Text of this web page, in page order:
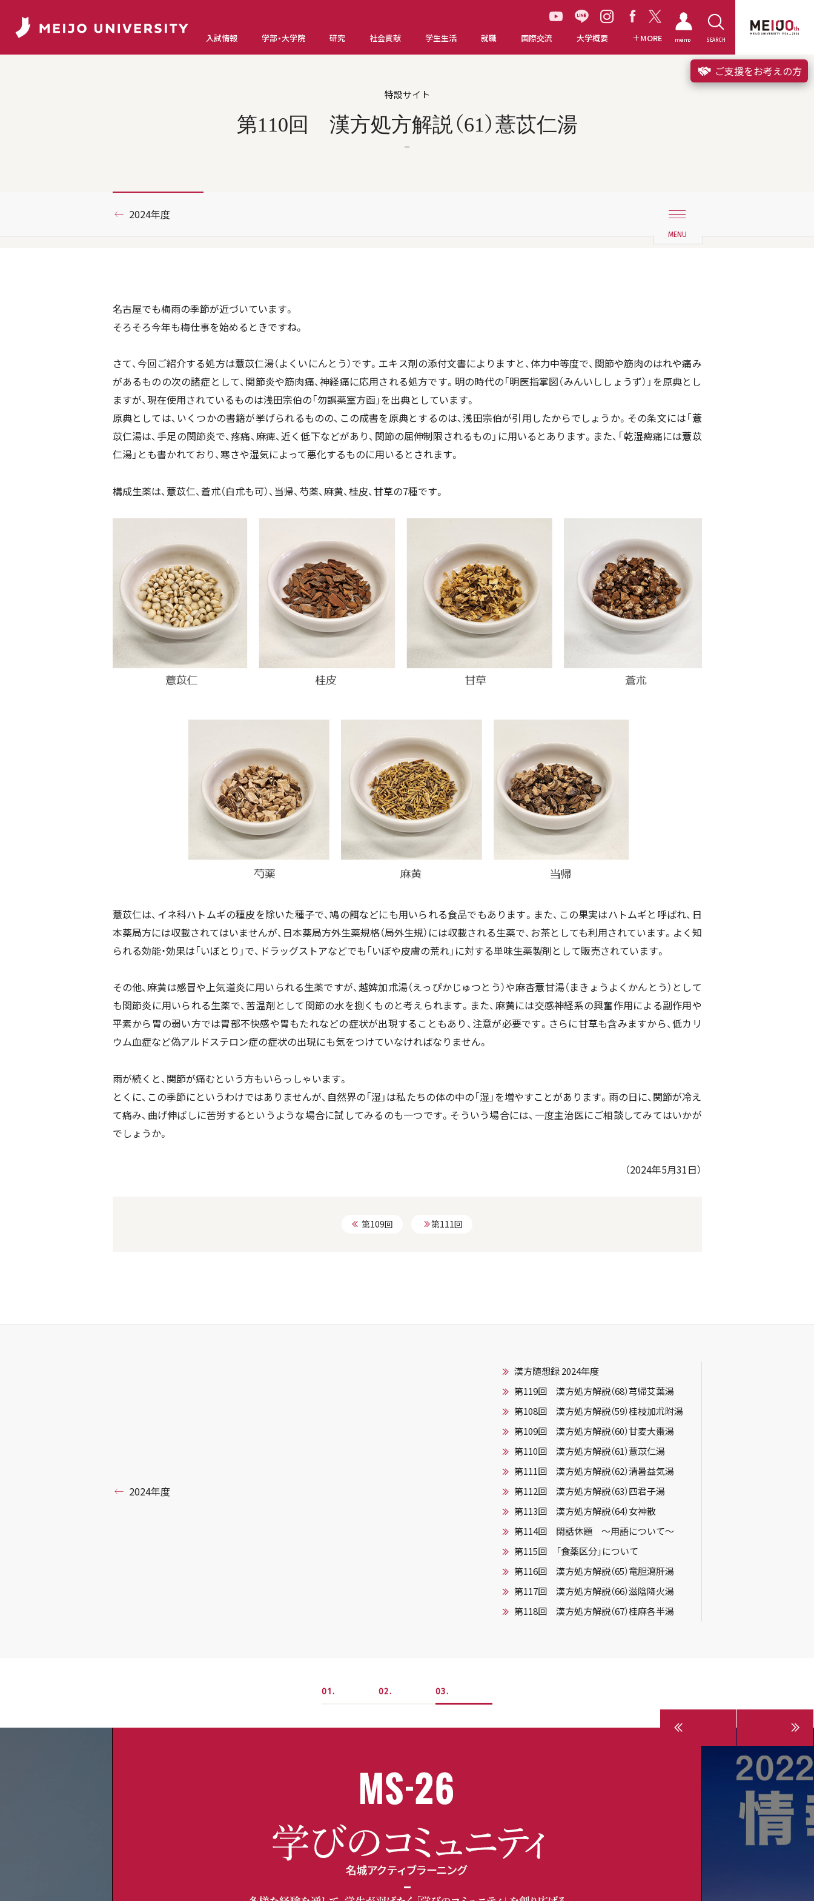
入試情報 学部・大学院 研究 社会貢献 学生生活 就職 国際交流 大学概要 MORE meimo SEARCH
ご支援をお考えの方
特設サイト
第110回 漢方処方解説（61）薏苡仁湯
2024年度
名古屋でも梅雨の季節が近づいています。
そろそろ今年も梅仕事を始めるときですね。
さて、今回ご紹介する処方は薏苡仁湯（よくいにんとう）です。エキス剤の添付文書によりますと、体力中等度で、関節や筋肉のはれや痛み
があるものの次の諸症として、関節炎や筋肉痛、神経痛に応用される処方です。明の時代の「明医指掌図（みんいししょうず）」を原典とし
ますが、現在使用されているものは浅田宗伯の「勿誤薬室方函」を出典としています。
原典としては、いくつかの書籍が挙げられるものの、この成書を原典とするのは、浅田宗伯が引用したからでしょうか。その条文には「薏
苡仁湯は、手足の関節炎で、疼痛、麻痺、近く低下などがあり、関節の屈伸制限されるもの」に用いるとあります。また、「乾湿痺痛には薏苡
仁湯」とも書かれており、寒さや湿気によって悪化するものに用いるとされます。
構成生薬は、 薏苡仁、蒼朮（白朮も可）、当帰、芍薬、麻黄、桂皮、甘草の7種です。
薏苡仁は、イネ科ハトムギの種皮を除いた種子で、鳩の餌などにも用いられる食品でもあります。また、この果実はハトムギと呼ばれ、日
本薬局方には収載されてはいませんが、日本薬局方外生薬規格（局外生規）には収載される生薬で、お茶としても利用されています。よく知
られる効能・効果は「いぼとり」で、ドラッグストアなどでも「いぼや皮膚の荒れ」に対する単味生薬製剤として販売されています。
その他、麻黄は感冒や上気道炎に用いられる生薬ですが、越婢加朮湯（えっぴかじゅつとう）や麻杏薏甘湯（まきょうよくかんとう）として
も関節炎に用いられる生薬で、苦温剤として関節の水を捌くものと考えられます。また、麻黄には交感神経系の興奮作用による副作用や
平素から胃の弱い方では胃部不快感や胃もたれなどの症状が出現することもあり、注意が必要です。さらに甘草も含みますから、低カリ
ウム血症など偽アルドステロン症の症状の出現にも気をつけていなければなりません。
雨が続くと、関節が痛むという方もいらっしゃいます。
とくに、この季節にというわけではありませんが、自然界の「湿」は私たちの体の中の「湿」を増やすことがあります。雨の日に、関節が冷え
て痛み、曲げ伸ばしに苦労するというような場合に試してみるのも一つです。そういう場合には、一度主治医にご相談してみてはいかが
でしょうか。
（2024年5月31日）
第109回 第111回
2024年度
漢方随想録 2024年度
第119回 漢方処方解説（68）芎帰艾葉湯
第108回 漢方処方解説（59）桂枝加朮附湯
第109回 漢方処方解説（60）甘麦大棗湯
第110回 漢方処方解説（61）薏苡仁湯
第111回 漢方処方解説（62）清暑益気湯
第112回 漢方処方解説（63）四君子湯
第113回 漢方処方解説（64）女神散
第114回 閑話休題 ～用語について～
第115回 「食薬区分」について
第116回 漢方処方解説（65）竜胆瀉肝湯
第117回 漢方処方解説（66）滋陰降火湯
第118回 漢方処方解説（67）桂麻各半湯
1 2 3